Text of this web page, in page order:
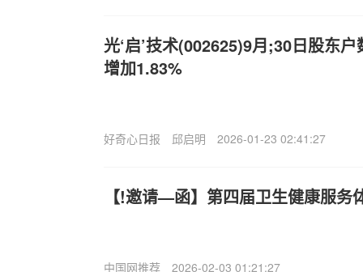
光‘启’技术(002625)9月;30日股东
增加1.83%
好奇心日报 邱启明 2026-01-23 02:41:27
【!邀请—函】第四届卫生健康服务
中国网推荐 2026-02-03 01:21:27